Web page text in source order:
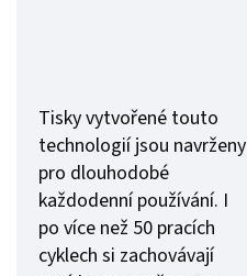
Tisky vytvořené touto
technologií jsou navrženy
pro dlouhodobé
každodenní používání. I
po více než 50 pracích
cyklech si zachovávají